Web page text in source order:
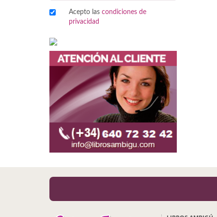
Acepto las condiciones de
privacidad